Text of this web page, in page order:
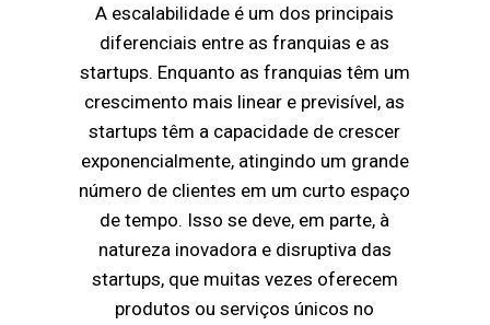
A escalabilidade é um dos principais
diferenciais entre as franquias e as
startups. Enquanto as franquias têm um
crescimento mais linear e previsível, as
startups têm a capacidade de crescer
exponencialmente, atingindo um grande
número de clientes em um curto espaço
de tempo. Isso se deve, em parte, à
natureza inovadora e disruptiva das
startups, que muitas vezes oferecem
produtos ou serviços únicos no